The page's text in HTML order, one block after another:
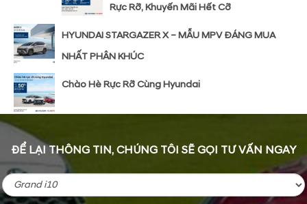
Rực Rỡ, Khuyến Mãi Hết Cỡ
HYUNDAI STARGAZER X – MẪU MPV ĐÁNG MUA
NHẤT PHÂN KHÚC
Chào Hè Rực Rỡ Cùng Hyundai
ĐỂ LẠI THÔNG TIN, CHÚNG TÔI SẼ GỌI TƯ VẤN NGAY